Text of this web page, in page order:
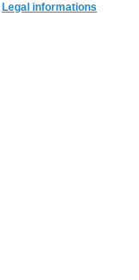
Legal informations